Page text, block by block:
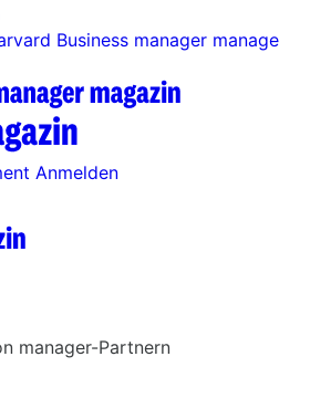
Business manager manage
Anmelden
manager-Partnern